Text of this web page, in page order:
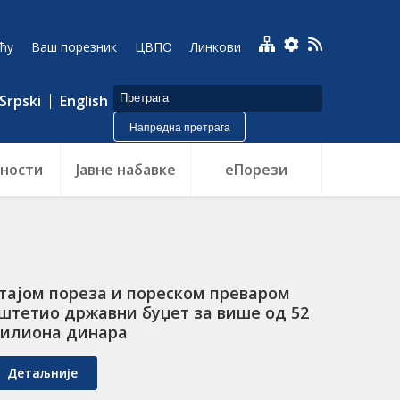
Ваш порезник ЦВПО Линкови
Srpski English
Напредна претрага
Jавне набавке еПорези
пореза и пореском преваром
државни буџет за више од 52
динара
Детаљније